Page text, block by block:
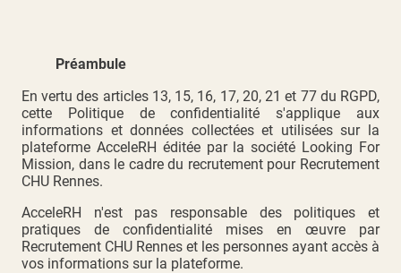
Préambule
En vertu des articles 13, 15, 16, 17, 20, 21 et 77du RGPD,
cette Politique de confidentialité s'applique aux
informations et données collectées et utilisées sur la
plateforme AcceleRH éditée par la société Looking For
Mission, dans le cadre du recrutement pour Recrutement
CHU Rennes.
AcceleRH n'est pas responsable des politiques et
pratiques de confidentialité mises en œuvre par
Recrutement CHU Rennes et les personnes ayant accès à
vos informations sur la plateforme.